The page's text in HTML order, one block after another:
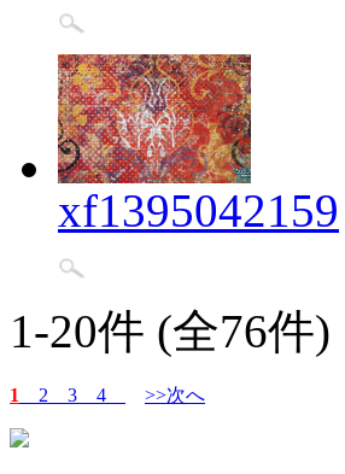
xf1395042159
1-20件 (全76件)
1 2 3 4 >>次へ